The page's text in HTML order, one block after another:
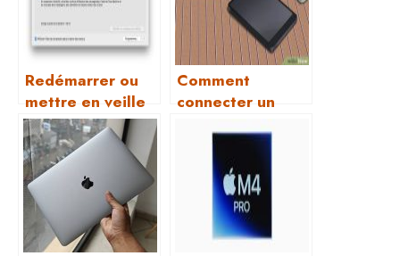
Redémarrer ou
mettre en veille
mon Mac ?
Comment
connecter un
externe ou une
clé USB à mon
Mac ?